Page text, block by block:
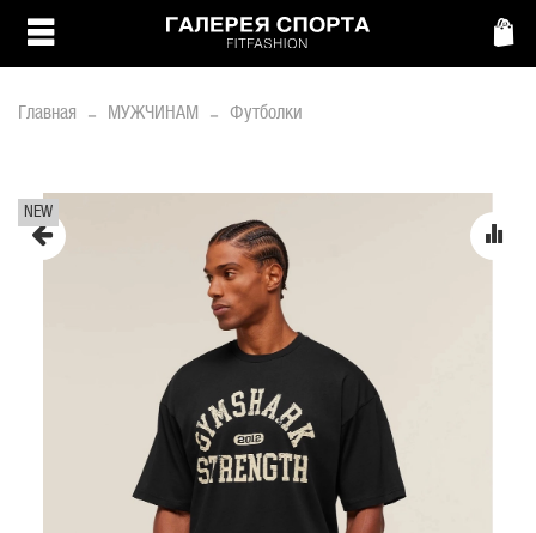
Главная МУЖЧИНАМ Футболки
NEW